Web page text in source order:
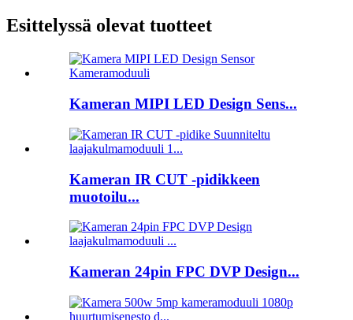
Esittelyssä olevat tuotteet
Kameran MIPI LED Design Sens...
Kameran IR CUT -pidikkeen
muotoilu...
Kameran 24pin FPC DVP Design...